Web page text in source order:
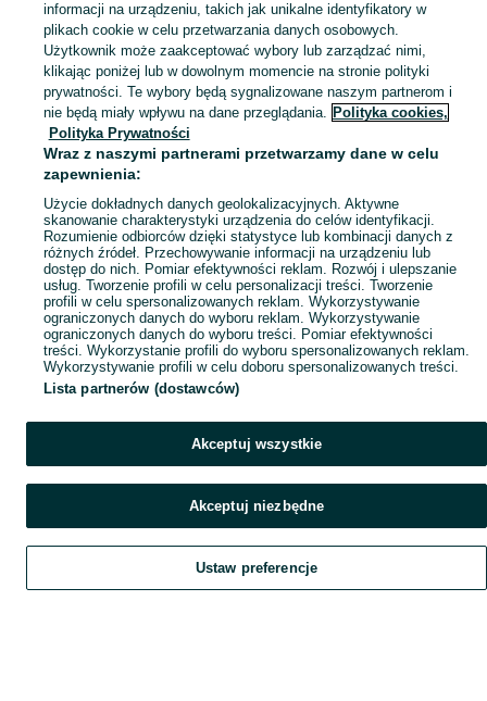
Skorzystaj z największego serwisu ogłoszeniowego - Stale i okolice! Kupuj to, czego pragniesz i sprzedawaj to, czego już nie potrzebujesz!
Mapa kategorii
Mapa miejscowości
Mapa ministron
Popularne wyszukiwania
Szukaj Obserwujesz Dodaj Czat Konto
informacji na urządzeniu, takich jak unikalne identyfikatory w
plikach cookie w celu przetwarzania danych osobowych.
Użytkownik może zaakceptować wybory lub zarządzać nimi,
klikając poniżej lub w dowolnym momencie na stronie polityki
prywatności. Te wybory będą sygnalizowane naszym partnerom i
nie będą miały wpływu na dane przeglądania. Polityka cookies,
Polityka Prywatności
Wraz z naszymi partnerami przetwarzamy dane w celu
zapewnienia:
Użycie dokładnych danych geolokalizacyjnych. Aktywne
skanowanie charakterystyki urządzenia do celów identyfikacji.
Rozumienie odbiorców dzięki statystyce lub kombinacji danych z
różnych źródeł. Przechowywanie informacji na urządzeniu lub
dostęp do nich. Pomiar efektywności reklam. Rozwój i ulepszanie
usług. Tworzenie profili w celu personalizacji treści. Tworzenie
profili w celu spersonalizowanych reklam. Wykorzystywanie
ograniczonych danych do wyboru reklam. Wykorzystywanie
ograniczonych danych do wyboru treści. Pomiar efektywności
treści. Wykorzystanie profili do wyboru spersonalizowanych reklam.
Wykorzystywanie profili w celu doboru spersonalizowanych treści.
Lista partnerów (dostawców)
Akceptuj wszystkie
Akceptuj niezbędne
Ustaw preferencje